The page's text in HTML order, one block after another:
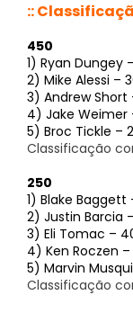
::
450
1) Ryan Dungey
2) Mike Alessi –
3) Andrew Short
4) Jake Weimer
5) Broc Tickle –
Classificação
250
1) Blake
2) Justin Barcia
3) Eli Tomac –
4) Ken Roczen
5) Marvin
Classificação